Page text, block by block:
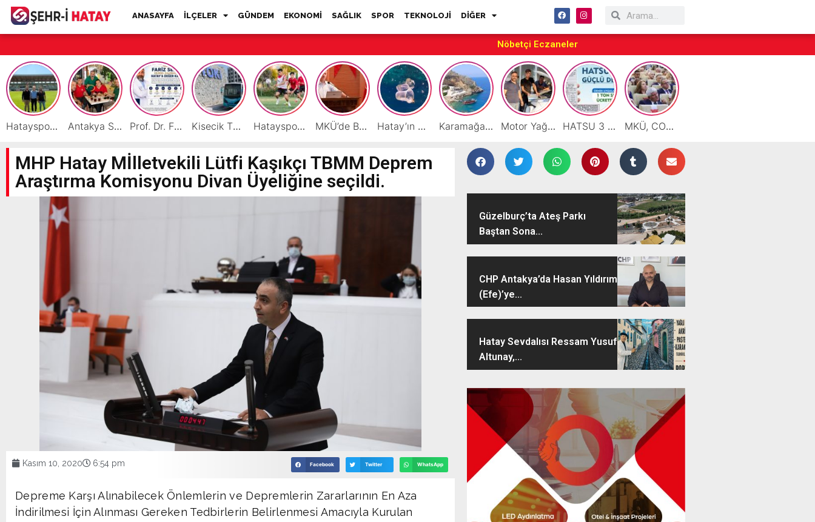
ANASAYFA İLÇELER GÜNDEM EKONOMİ SAĞLIK SPOR TEKNOLOJİ DİĞER
Nöbetçi Eczaneler
Hatayspor İç Saha Maçlarını Reyhanlı’da Oynamaya Hazırlanıyor Antakya Simidi Türkiye’nin Lezzet Zirvesinde Prof. Dr. Fariz Selimli, Uluslararası Başarılarıyla Hatay’a Değer Katıyor Kisecik TOKİ’lere Toplu Ulaşım Hizmeti Başladı Hatayspor’daki büyük kriz gençler için büyük bir fırsat MKÜ’de BAP ve TÜBİTAK 1001 Projeleri Masaya Yatırıldı Hatay’ın Deniz ve Sahillerini Kirleten Tesislere Ceza Yağdı! Karamağara Koyu Doğu Akdeniz’in Turizm Yıldızı Oluyor Motor Yağı ve Aküde Güvenilir Hizmet Antakya’da Başladı HATSU 3 İlçede Ağustos Ayı Faturalarında Bir Ton Suyu Ücretsiz Tanımladı MKÜ, COP31 Hazırlık Sürecinde Bilim Diplomasisine Katkı Sunacak
MHP Hatay Mİlletvekili Lütfi Kaşıkçı TBMM Deprem
Araştırma Komisyonu Divan Üyeliğine seçildi.
Kasım 10, 2020 6:54 pm Facebook Twitter WhatsApp
Depreme Karşı Alınabilecek Önlemlerin ve Depremlerin Zararlarının En Aza
İndirilmesi İçin Alınması Gereken Tedbirlerin Belirlenmesi Amacıyla Kurulan
Güzelburç’ta Ateş Parkı
Baştan Sona...
CHP Antakya’da Hasan Yıldırım
(Efe)’ye...
Hatay Sevdalısı Ressam Yusuf
Altunay,...